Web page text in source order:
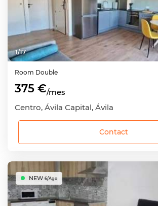
1/17
Room Double
375 €/mes
Centro, Ávila Capital, Ávila
Contact
NEW 6/Ago